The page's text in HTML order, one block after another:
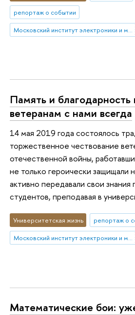
репортаж о событии
Московский институт электроники и математики им. А.Н. Тихонова
Память и
ветеранам с нами всегда
14 мая 2019 года состоялось
торжественное чествование
отечественной войны,
не только героически защищали
активно передавали свои знания
студентов, преподавая в
Университетская жизнь
репортаж о
Московский институт электроники и математики им. А.Н. Тихонова
Математические бои: